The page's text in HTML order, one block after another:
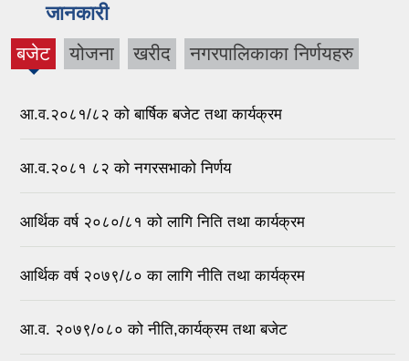
जानकारी
बजेट
(active
योजना खरीद नगरपालिकाका निर्णयहरु
आ.व.२०८१/८२ को बार्षिक बजेट तथा कार्यक्रम
आ.व.२०८१ ८२ को नगरसभाको निर्णय
आर्थिक वर्ष २०८०/८१ को लागि निति तथा कार्यक्रम
आर्थिक वर्ष २०७९/८० का लागि नीति तथा कार्यक्रम
आ.व. २०७९/०८० को नीति,कार्यक्रम तथा बजेट